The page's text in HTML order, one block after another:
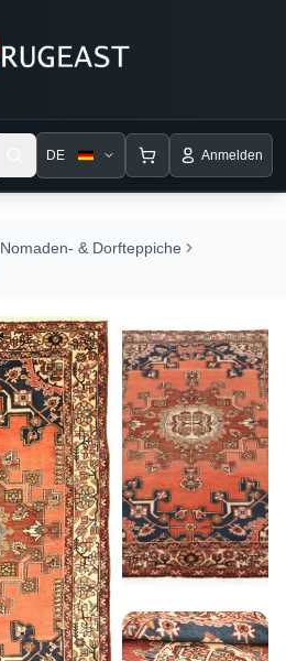
DE Anmelden
Nomaden- & Dorfteppiche